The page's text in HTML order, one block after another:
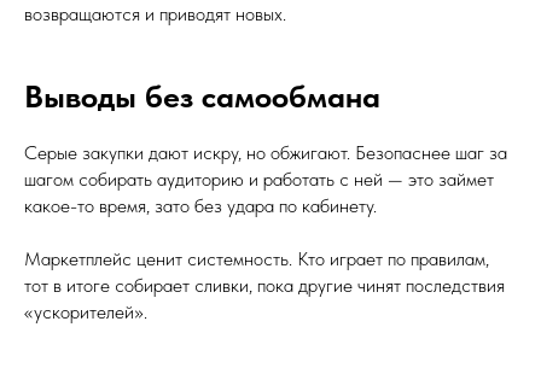
возвращаются и приводят новых.
Выводы без самообмана
Серые закупки дают искру, но обжигают. Безопаснее шаг за
шагом собирать аудиторию и работать с ней — это займет
какое-то время, зато без удара по кабинету.
Маркетплейс ценит системность. Кто играет по правилам,
тот в итоге собирает сливки, пока другие чинят последствия
«ускорителей».